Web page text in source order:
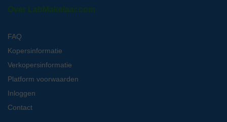
Over LabMakelaar.com
FAQ
Kopersinformatie
Verkopersinformatie
Platform voorwaarden
Inloggen
Contact